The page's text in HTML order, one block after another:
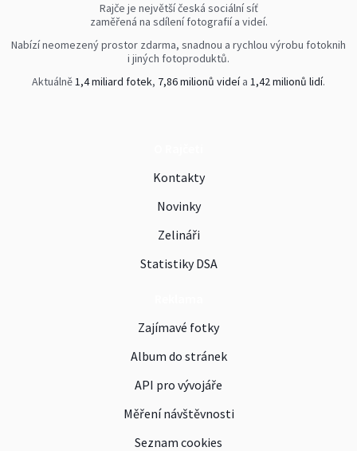
Rajče je největší česká sociální síť
zaměřená na sdílení fotografií a videí.
Nabízí neomezený prostor zdarma, snadnou a rychlou výrobu fotoknih
i jiných fotoproduktů.
Aktuálně1,4 miliard fotek, 7,86 milionů videía 1,42 milionů lidí.
Kontakty
Novinky
Zelináři
Statistiky DSA
Zajímavé fotky
Album do stránek
API pro vývojáře
Měření návštěvnosti
Seznam cookies